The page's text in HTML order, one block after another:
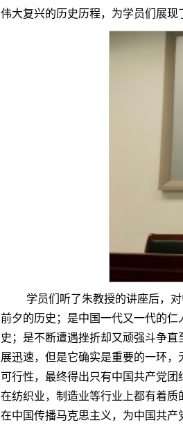
伟大复兴的历史历程，为学员们展现
学员们听了朱教授的讲座后，
前夕的历史；是中国一代又一代的
史；是不断遭遇挫折却又顽强斗争
展迅速，但是它确实是重要的一环
可行性，最终得出只有中国共产党
在纺织业，制造业等行业上都有着
在中国传播马克思主义，为中国共产